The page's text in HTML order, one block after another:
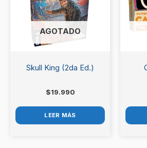
AGOTADO
Skull King (2da Ed.)
$19.990
LEER MÁS